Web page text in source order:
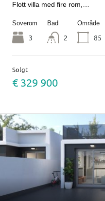
Flott villa med fire rom,…
Soverom
3
Bad
2
Område
85
Solgt
€ 329 900